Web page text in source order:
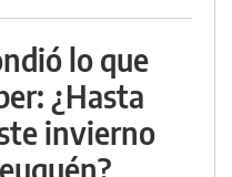
lo que
¿Hasta
invierno